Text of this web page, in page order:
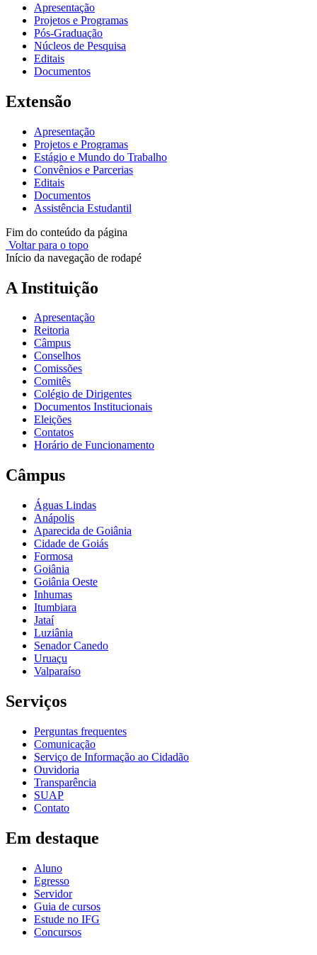
Apresentação
Projetos e Programas
Pós-Graduação
Núcleos de Pesquisa
Editais
Documentos
Extensão
Apresentação
Projetos e Programas
Estágio e Mundo do Trabalho
Convênios e Parcerias
Editais
Documentos
Assistência Estudantil
Fim do conteúdo da página
Voltar para o topo
Início da navegação de rodapé
A Instituição
Apresentação
Reitoria
Câmpus
Conselhos
Comissões
Comitês
Colégio de Dirigentes
Documentos Institucionais
Eleições
Contatos
Horário de Funcionamento
Câmpus
Águas Lindas
Anápolis
Aparecida de Goiânia
Cidade de Goiás
Formosa
Goiânia
Goiânia Oeste
Inhumas
Itumbiara
Jataí
Luziânia
Senador Canedo
Uruaçu
Valparaíso
Serviços
Perguntas frequentes
Comunicação
Serviço de Informação ao Cidadão
Ouvidoria
Transparência
SUAP
Contato
Em destaque
Aluno
Egresso
Servidor
Guia de cursos
Estude no IFG
Concursos